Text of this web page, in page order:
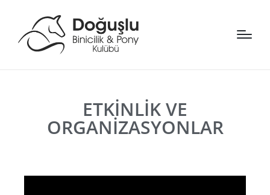
ETKINLIK VE
ORGANIZASYONLAR